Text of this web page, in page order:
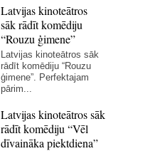
Latvijas kinoteātros
sāk rādīt komēdiju
“Rouzu ģimene”
Latvijas kinoteātros sāk
rādīt komēdiju “Rouzu
ģimene”. Perfektajam
pārim...
Latvijas kinoteātros sāk
rādīt komēdiju “Vēl
dīvaināka piektdiena”